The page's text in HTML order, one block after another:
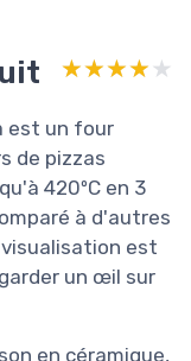
★★★★★
★★★★★
est un four
de pizzas
420ºC en 3
à d'autres
est
un œil sur
en céramique,